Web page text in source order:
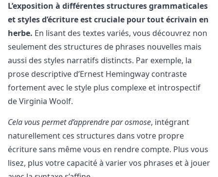
L’exposition à différentes structures grammaticales
et styles d’écriture est cruciale pour tout écrivain en
herbe. En lisant des textes variés, vous découvrez non
seulement des structures de phrases nouvelles mais
aussi des styles narratifs distincts. Par exemple, la
prose descriptive d’Ernest Hemingway contraste
fortement avec le style plus complexe et introspectif
de Virginia Woolf.
Cela vous permet d’apprendre par osmose, intégrant
naturellement ces structures dans votre propre
écriture sans même vous en rendre compte. Plus vous
lisez, plus votre capacité à varier vos phrases et à jouer